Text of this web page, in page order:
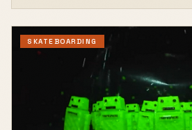
SKATEBOARDING